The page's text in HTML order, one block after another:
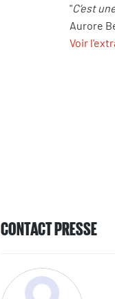
"C’est
Aurore
Voir
CONTACT PRESSE